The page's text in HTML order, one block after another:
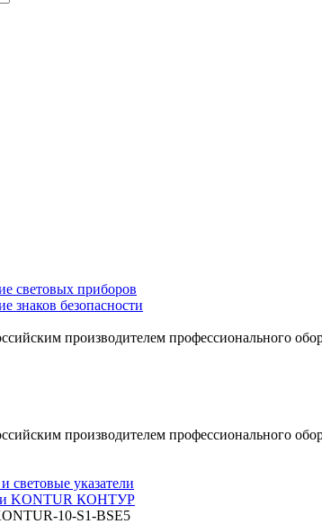
световых приборов
знаков безопасности
производителем профессионального
производителем профессионального
световые указатели
KONTUR КОНТУР
10-S1-BSE5